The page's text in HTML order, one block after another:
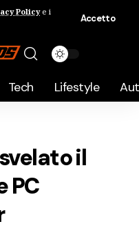
Policye i
Accetto
Tech Lifestyle
il
PC